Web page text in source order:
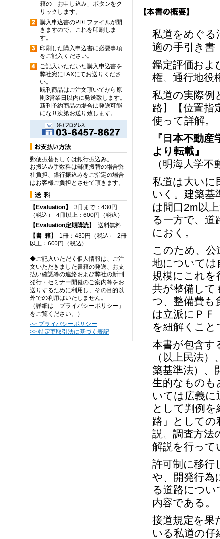
籍の「お申し込み」ボタンをク
リックします。
購入申込書のPDFファイルが開
きますので、これを印刷しま
す。
印刷した購入申込書に必要事項
をご記入ください。
ご記入いただいた購入申込書を
弊社宛にFAXにてお送りくださ
い。
既刊商品はご注文頂いてから原
則3営業日以内に発送致します。
新刊予約商品の場合は発送可能
になり次第お送り致します。
郵便振替もしくは銀行振込み。
お振込み手数料は郵便振替の場合弊
社負担、銀行振込みをご指定の場合
はお客様ご負担とさせて頂きます。
【Evaluation】
3冊まで：430円
（税込） 4冊以上：600円（税込）
【Evaluation定期購読】
送料無料
【書 籍】
1冊：430円（税込） 2冊
以上：600円（税込）
◆ご記入いただく個人情報は、ご注
文いただきました書籍の発送、お支
払い確認等の連絡および弊社の新刊
発行・セミナー開催のご案内等をお
送りするために利用し、その目的以
外での利用はいたしません。
（詳細は「プライバシーポリシー」
をご覧ください。）
>> プライバシーポリシー
>> 特定商取引法に基づく表記
私道をめぐる
適の手引き書
鑑定評価およ
権、通行地役
私道の実際例
路】【位置指
使って詳解。
『日本不動
より転載』
（明海大学
私道は大いに
いく。建築基
は間口2m以
る一方で、道
におく。
このため、
地については
規模にこれを
共が整備して
つ、整備費も
は立派にＰＦ
を紐解くこ
本書が包含す
（以上民法
築基準法）、
生的なものも
いては広義に
として判例
路」としての
説、調査方法
解説を行って
許可制に移行
や、開発行為
る道路につい
内容である。
接道規定を果
いる私道の仔